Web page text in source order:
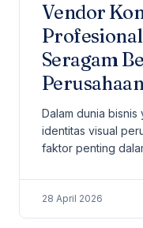
Vendor
Seragam
Perusahaan
Dalam dunia bisnis
identitas visual
faktor penting
sederhana...
28 April 2026